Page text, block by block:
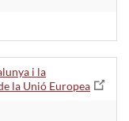
i la
la Unió Europea